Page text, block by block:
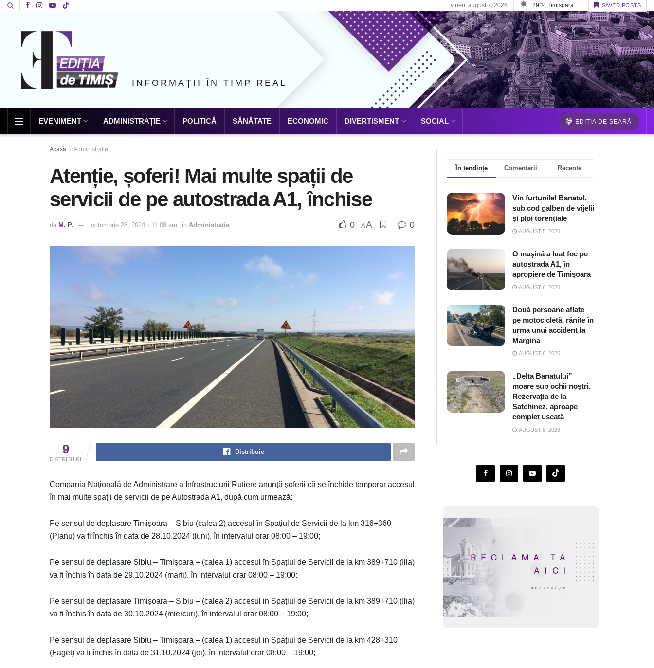
vineri, august 7, 2026 29 °C Timisoara SAVED POSTS
INFORMAȚII ÎN TIMP REAL
EVENIMENT ADMINISTRAȚIE POLITICĂ SĂNĂTATE ECONOMIC DIVERTISMENT SOCIAL EDIȚIA DE SEARĂ
Acasă Administrație
Atenție, șoferi! Mai multe spații de
servicii de pe autostrada A1, închise
de M. P. octombrie 28, 2024 ◦ 11:09 am in Administrație 0 AA 0
9
DISTRIBUIRI
Distribuie
Compania Națională de Administrare a Infrastructurii Rutiere anunță șoferii că se închide temporar accesul
în mai multe spații de servicii de pe Autostrada A1, după cum urmează:
Pe sensul de deplasare Timișoara – Sibiu (calea 2) accesul în Spațiul de Servicii de la km 316+360
(Pianu) va fi închis în data de 28.10.2024 (luni), în intervalul orar 08:00 – 19:00;
Pe sensul de deplasare Sibiu – Timișoara – (calea 1) accesul în Spațiul de Servicii de la km 389+710 (Ilia)
va fi închis în data de 29.10.2024 (marți), în intervalul orar 08:00 – 19:00;
Pe sensul de deplasare Timișoara – Sibiu – (calea 2) accesul in Spațiul de Servicii de la km 389+710 (Ilia)
va fi închis în data de 30.10.2024 (miercuri), în intervalul orar 08:00 – 19:00;
Pe sensul de deplasare Sibiu – Timișoara – (calea 1) accesul in Spațiul de Servicii de la km 428+310
(Faget) va fi închis în data de 31.10.2024 (joi), în intervalul orar 08:00 – 19:00;
În tendințe Comentarii Recente
Vin furtunile! Banatul,
sub cod galben de vijelii
şi ploi torenţiale
AUGUST 5, 2026
O maşină a luat foc pe
autostrada A1, în
apropiere de Timişoara
AUGUST 6, 2026
Două persoane aflate
pe motocicletă, rănite în
urma unui accident la
Margina
AUGUST 6, 2026
„Delta Banatului”
moare sub ochii noștri.
Rezervația de la
Satchinez, aproape
complet uscată
AUGUST 6, 2026